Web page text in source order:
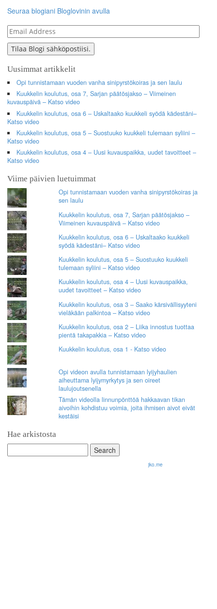
Seuraa blogiani Bloglovinin avulla
Email
Address
Tilaa Blogi sähköpostiisi.
Uusimmat artikkelit
Opi tunnistamaan vuoden vanha sinipyrstökoiras ja sen laulu
Kuukkelin koulutus, osa 7, Sarjan päätösjakso – Viimeinen
kuvauspäivä – Katso video
Kuukkelin koulutus, osa 6 – Uskaltaako kuukkeli syödä kädestäni–
Katso video
Kuukkelin koulutus, osa 5 – Suostuuko kuukkeli tulemaan syliini –
Katso video
Kuukkelin koulutus, osa 4 – Uusi kuvauspaikka, uudet tavoitteet –
Katso video
Viime päivien luetuimmat
Opi tunnistamaan vuoden vanha sinipyrstökoiras ja
sen laulu
Kuukkelin koulutus, osa 7, Sarjan päätösjakso –
Viimeinen kuvauspäivä – Katso video
Kuukkelin koulutus, osa 6 – Uskaltaako kuukkeli
syödä kädestäni– Katso video
Kuukkelin koulutus, osa 5 – Suostuuko kuukkeli
tulemaan syliini – Katso video
Kuukkelin koulutus, osa 4 – Uusi kuvauspaikka,
uudet tavoitteet – Katso video
Kuukkelin koulutus, osa 3 – Saako kärsivällisyyteni
vieläkään palkintoa – Katso video
Kuukkelin koulutus, osa 2 – Liika innostus tuottaa
pientä takapakkia – Katso video
Kuukkelin koulutus, osa 1 - Katso video
Opi videon avulla tunnistamaan lyijyhaulien
aiheuttama lyijymyrkytys ja sen oireet
laulujoutsenella
Tämän videolla linnunpönttöä hakkaavan tikan
aivoihin kohdistuu voimia, joita ihmisen aivot eivät
kestäisi
Hae arkistosta
for:
jko.me